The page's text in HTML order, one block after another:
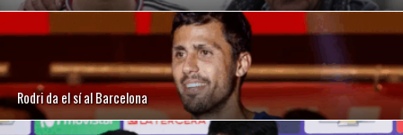
Rodri da el sí al Barcelona